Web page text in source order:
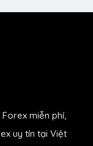
miễn phí,
uy tín tại Việt